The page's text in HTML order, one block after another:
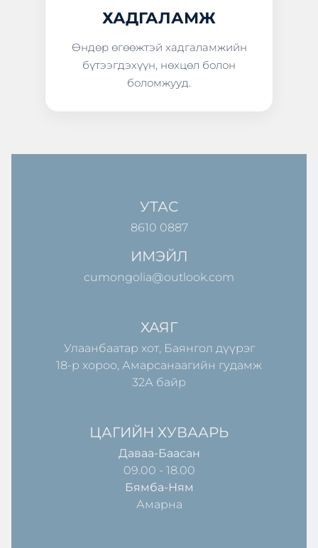
ХАДГАЛАМЖ
Өндөр өгөөжтэй хадгаламжийн
бүтээгдэхүүн, нөхцөл болон
боломжууд.
УТАС
8610 0887
ИМЭЙЛ
cumongolia@outlook.com
ХАЯГ
Улаанбаатар хот, Баянгол дүүрэг
18-р хороо, Амарсанаагийн гудамж
32А байр
ЦАГИЙН ХУВААРЬ
Даваа-Баасан
09.00 - 18.00
Бямба-Ням
Амарна